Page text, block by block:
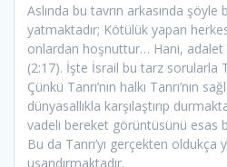
Aslında bu tavrın arkasında şöyle
yatmaktadır; Kötülük yapan
onlardan hoşnuttur… Hani, adalet
(2:17). İşte İsrail bu tarz sorularla
Çünkü Tanrı’nın halkı Tanrı’nın
dünyasallıkla karşılaştırıp
vadeli bereket görüntüsünü esas
Bu da Tanrı’yı gerçekten oldukça
usandırmaktadır.